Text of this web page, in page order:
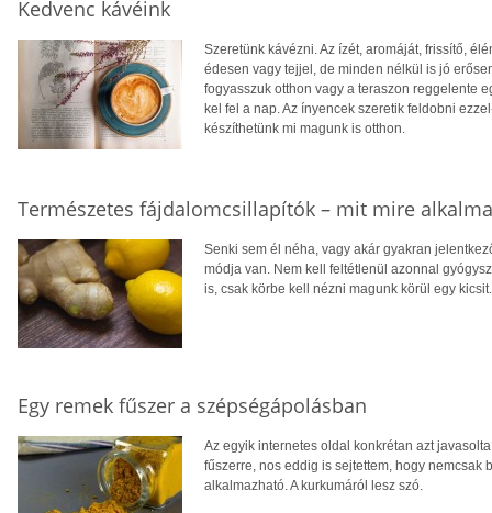
Kedvenc kávéink
Szeretünk kávézni. Az ízét, aromáját, frissítő,
édesen vagy tejjel, de minden nélkül is jó
fogyasszuk otthon vagy a teraszon reggelente
kel fel a nap. Az ínyencek szeretik feldobni
készíthetünk mi magunk is otthon.
Természetes fájdalomcsillapítók – mit mire
Senki sem él néha, vagy akár gyakran
módja van. Nem kell feltétlenül azonnal
is, csak körbe kell nézni magunk körül egy kicsit.
Egy remek fűszer a szépségápolásban
Az egyik internetes oldal konkrétan azt
fűszerre, nos eddig is sejtettem, hogy
alkalmazható. A kurkumáról lesz szó.